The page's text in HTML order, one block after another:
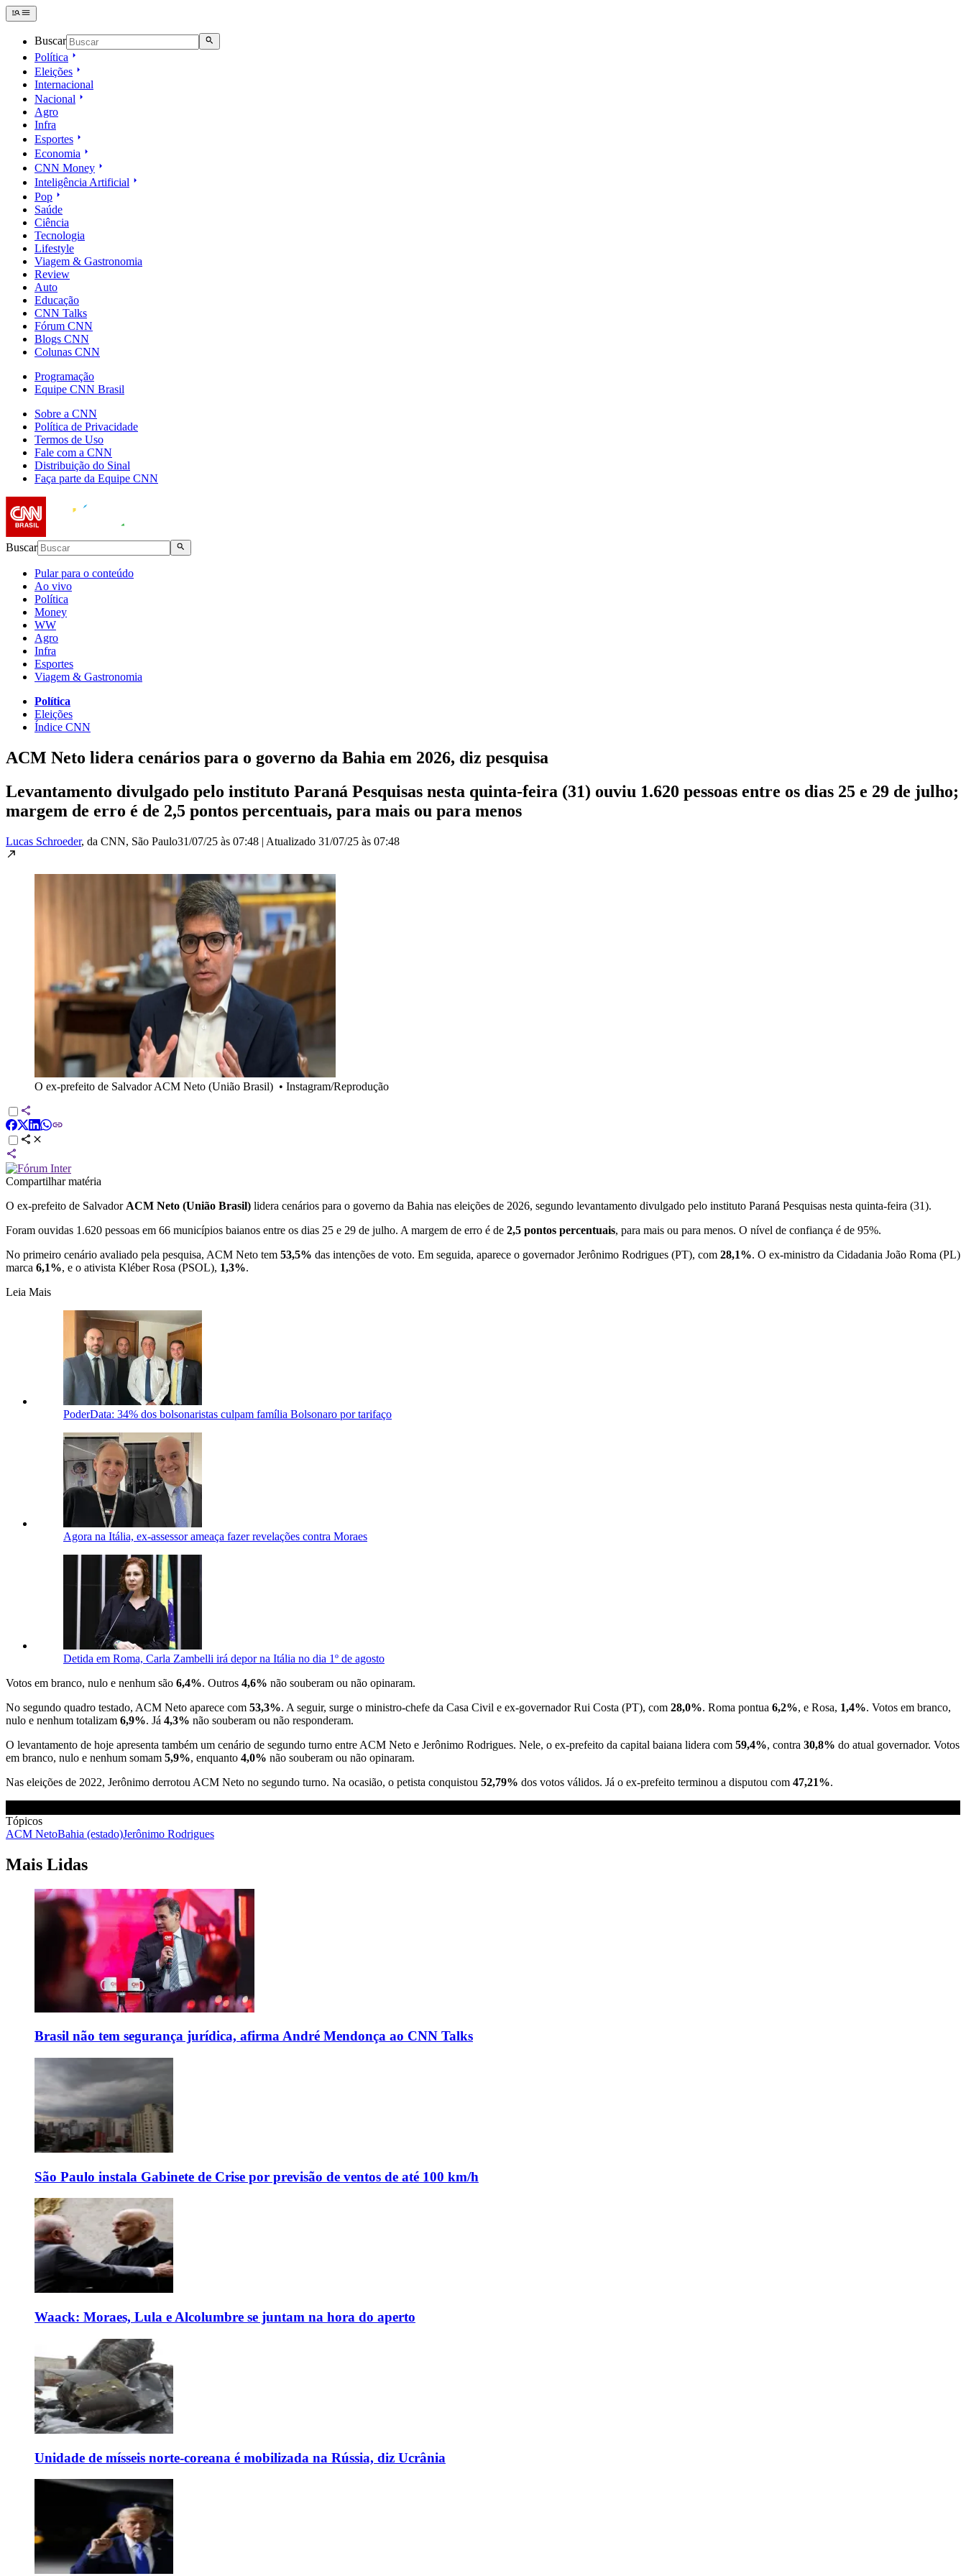
Buscar
Política
Eleições
Internacional
Nacional
Agro
Infra
Esportes
Economia
CNN Money
Inteligência Artificial
Pop
Saúde
Ciência
Tecnologia
Lifestyle
Viagem & Gastronomia
Review
Auto
Educação
CNN Talks
Fórum CNN
Blogs CNN
Colunas CNN
Programação
Equipe CNN Brasil
Sobre a CNN
Política de Privacidade
Termos de Uso
Fale com a CNN
Distribuição do Sinal
Faça parte da Equipe CNN
Buscar
Pular para o conteúdo
Ao vivo
Política
Money
WW
Agro
Infra
Esportes
Viagem & Gastronomia
Política
Eleições
Índice CNN
ACM Neto lidera cenários para o governo da Bahia em 2026, diz pesquisa
Levantamento divulgado pelo instituto Paraná Pesquisas nesta quinta-feira (31) ouviu 1.620 pessoas entre os dias 25 e 29 de julho;
margem de erro é de 2,5 pontos percentuais, para mais ou para menos
Lucas Schroeder, da CNN, São Paulo31/07/25 às 07:48 | Atualizado 31/07/25 às 07:48
O ex-prefeito de Salvador ACM Neto (União Brasil) • Instagram/Reprodução
Compartilhar matéria
O ex-prefeito de Salvador ACM Neto (União Brasil) lidera cenários para o governo da Bahia nas eleições de 2026, segundo levantamento divulgado pelo instituto Paraná Pesquisas nesta quinta-feira (31).
Foram ouvidas 1.620 pessoas em 66 municípios baianos entre os dias 25 e 29 de julho. A margem de erro é de 2,5 pontos percentuais, para mais ou para menos. O nível de confiança é de 95%.
No primeiro cenário avaliado pela pesquisa, ACM Neto tem 53,5% das intenções de voto. Em seguida, aparece o governador Jerônimo Rodrigues (PT), com 28,1%. O ex-ministro da Cidadania João Roma (PL)
marca 6,1%, e o ativista Kléber Rosa (PSOL), 1,3%.
Leia Mais
PoderData: 34% dos bolsonaristas culpam família Bolsonaro por tarifaço
Agora na Itália, ex-assessor ameaça fazer revelações contra Moraes
Detida em Roma, Carla Zambelli irá depor na Itália no dia 1º de agosto
Votos em branco, nulo e nenhum são 6,4%. Outros 4,6% não souberam ou não opinaram.
No segundo quadro testado, ACM Neto aparece com 53,3%. A seguir, surge o ministro-chefe da Casa Civil e ex-governador Rui Costa (PT), com 28,0%. Roma pontua 6,2%, e Rosa, 1,4%. Votos em branco,
nulo e nenhum totalizam 6,9%. Já 4,3% não souberam ou não responderam.
O levantamento de hoje apresenta também um cenário de segundo turno entre ACM Neto e Jerônimo Rodrigues. Nele, o ex-prefeito da capital baiana lidera com 59,4%, contra 30,8% do atual governador. Votos
em branco, nulo e nenhum somam 5,9%, enquanto 4,0% não souberam ou não opinaram.
Nas eleições de 2022, Jerônimo derrotou ACM Neto no segundo turno. Na ocasião, o petista conquistou 52,79% dos votos válidos. Já o ex-prefeito terminou a disputou com 47,21%.
Tópicos
ACM NetoBahia (estado)Jerônimo Rodrigues
Mais Lidas
Brasil não tem segurança jurídica, afirma André Mendonça ao CNN Talks
São Paulo instala Gabinete de Crise por previsão de ventos de até 100 km/h
Waack: Moraes, Lula e Alcolumbre se juntam na hora do aperto
Unidade de mísseis norte-coreana é mobilizada na Rússia, diz Ucrânia